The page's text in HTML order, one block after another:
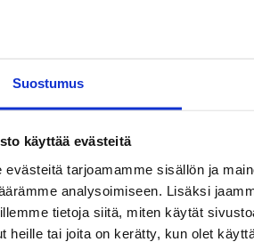
Suostumus
käyttää evästeitä
evästeitä tarjoamamme sisällön ja
analysoimiseen. Lisäksi
tietoja siitä, miten käytät
heille tai joita on kerätty, kun olet